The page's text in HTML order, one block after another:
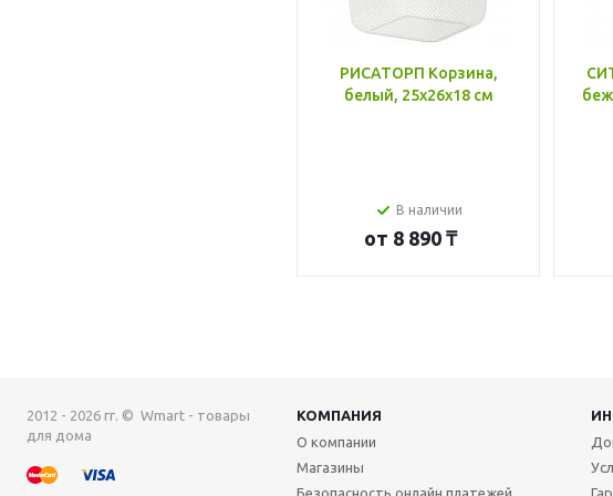
РИСАТОРП Корзина,
белый, 25x26x18 см
В наличии
от 8 890 ₸
2012 - 2026 гг. © Wmart - товары
для дома
КОМПАНИЯ
О компании
Магазины
Безопасность онлайн платежей